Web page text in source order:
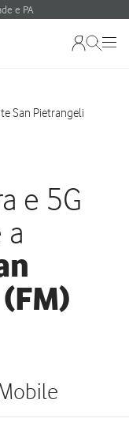
e PA
San Pietrangeli
e 5G